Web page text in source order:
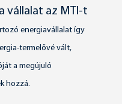
vállalat az MTI-t
energiavállalat így
termelővé vált,
a megújuló
hozzá.